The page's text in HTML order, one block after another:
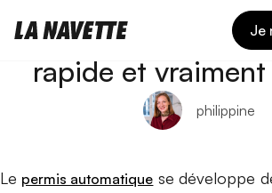
Je
Le permis
rapide et
philippine
Le permis automatique se développe